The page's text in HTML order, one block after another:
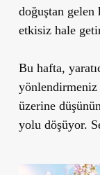
doğuştan gelen
etkisiz hale
Bu hafta,
üzerine
yolu döşüyor.